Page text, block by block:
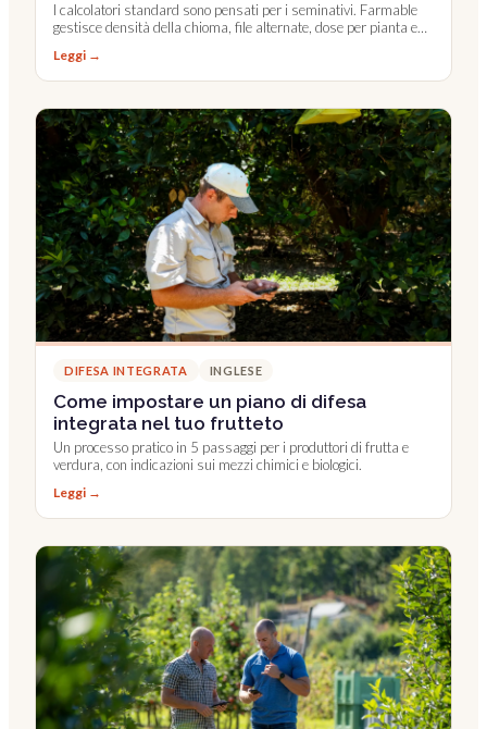
I calcolatori standard sono pensati per i seminativi. Farmable
gestisce densità della chioma, file alternate, dose per pianta e
Leggi →
DIFESA INTEGRATA INGLESE
Come impostare un piano di difesa
integrata nel tuo frutteto
Un processo pratico in 5 passaggi per i produttori di frutta e
verdura, con indicazioni sui mezzi chimici e biologici.
Leggi →